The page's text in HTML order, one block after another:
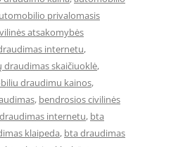
privalomasis
atsakomybės
internetu,
skaičiuoklė,
draudimu kainos,
, bendrosios civilinės
internetu, bta
klaipeda, bta draudimas